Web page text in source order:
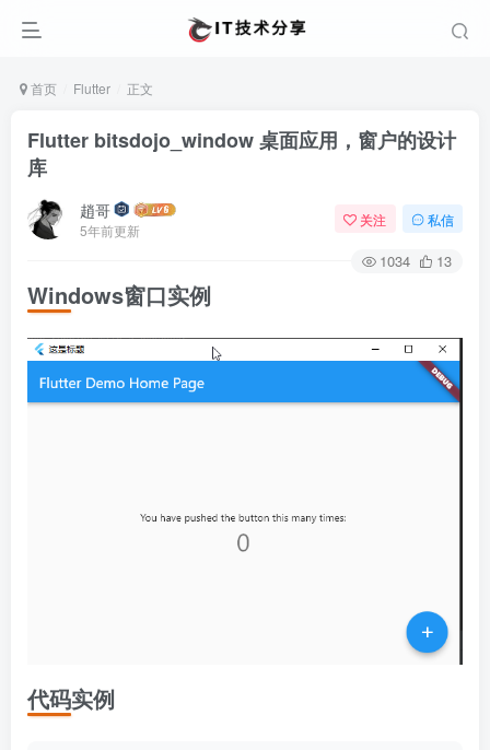
首页 Flutter 正文
Flutter bitsdojo_window 桌面应用，窗户的设计
库
趙哥
5年前更新
关注 私信
1034 13
Windows窗口实例
代码实例